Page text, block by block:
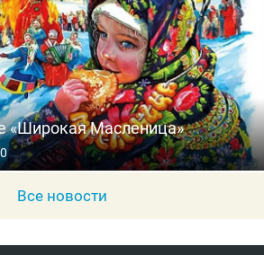
«Широкая Масленица»
Все новости